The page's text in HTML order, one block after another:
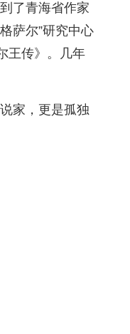
了青海省作家
萨尔”研究中心
王传》。几年
家，更是孤独